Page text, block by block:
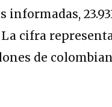
informadas,
cifra
de